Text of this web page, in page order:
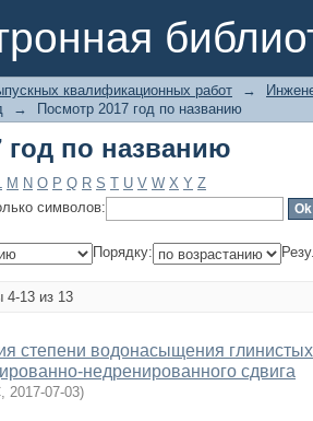
год по названию
квалификационных работ →
→ Посмотр 2017 год по названию
год по названию
M N O P Q R S T U V W X Y Z
символов:
Порядку:
13 из 13
степени водонасыщения глинистых
недренированного сдвига
, 2017-07-03)